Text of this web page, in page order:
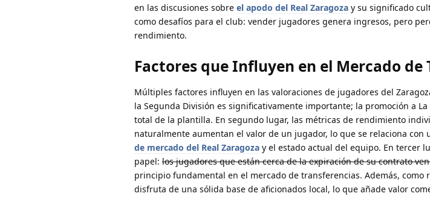
en las discusiones sobre el apodo del Real Zaragoza y su significado
como desafíos para el club: vender jugadores genera ingresos, pero
rendimiento.
Factores que Influyen en el Mercado de
Múltiples factores influyen en las valoraciones de jugadores del
la Segunda División es significativamente importante; la promoción a
total de la plantilla. En segundo lugar, las métricas de rendimiento
naturalmente aumentan el valor de un jugador, lo que se relaciona con
de mercado del Real Zaragoza y el estado actual del equipo. En tercer
papel: los jugadores que están cerca de la expiración de su contrato
principio fundamental en el mercado de transferencias. Además, como
disfruta de una sólida base de aficionados local, lo que añade valor